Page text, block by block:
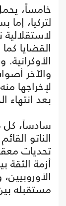
خامساً،
لتركيا،
القضايا
والآخر
لإخراجها
بعد انتهاء
سادساً،
الناتو
تحديات
أزمة الثقة
مستقبله